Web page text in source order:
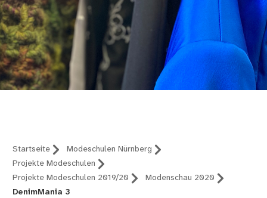
Startseite
Modeschulen Nürnberg
Projekte Modeschulen
Projekte Modeschulen 2019/20
Modenschau 2020
DenimMania 3